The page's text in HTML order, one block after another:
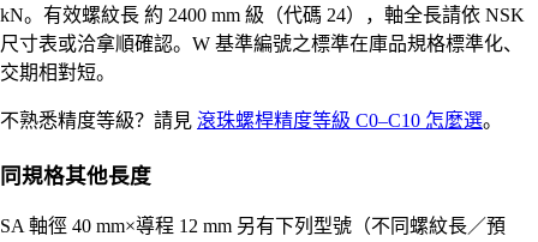
kN。有效螺紋長 約 2400 mm 級（代碼 24），軸全長請依 NSK
尺寸表或洽拿順確認。W 基準編號之標準在庫品規格標準化、
交期相對短。
不熟悉精度等級？請見 滾珠螺桿精度等級 C0–C10 怎麼選。
同規格其他長度
SA 軸徑 40 mm×導程 12 mm 另有下列型號（不同螺紋長／預